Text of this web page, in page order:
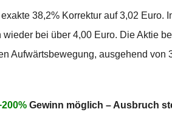
38,2% Korrektur auf 3,02 Euro.
wieder bei über 4,00 Euro. Die Aktie
Aufwärtsbewegung, ausgehend von
Gewinn möglich – Ausbruch